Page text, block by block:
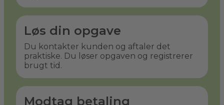
Løs din opgave
Du kontakter kunden og aftaler det
praktiske. Du løser opgaven og registrerer
brugt tid.
Modtag betaling